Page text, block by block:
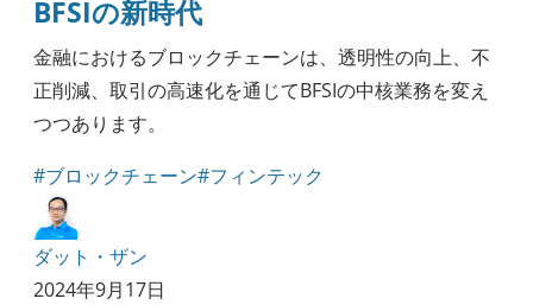
BFSIの新時代
金融におけるブロックチェーンは、透明性の向上、不
正削減、取引の高速化を通じてBFSIの中核業務を変え
つつあります。
#ブロックチェーン#フィンテック
ダット・ザン
2024年9月17日